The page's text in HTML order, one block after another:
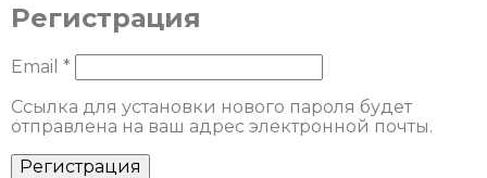
Регистрация
Email * Обязательно
Ссылка для установки нового пароля будет
отправлена ​​на ваш адрес электронной почты.
Регистрация